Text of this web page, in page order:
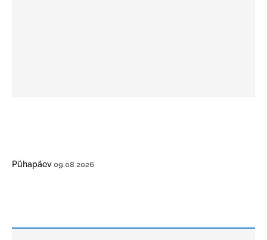
Pühapäev 09.08 2026